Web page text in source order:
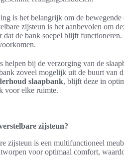
is het belangrijk om de
zijsteun is het aanbevolen om
de bank soepel blijft
helpen bij de verzorging van de
zoveel mogelijk uit de buurt van
slaapbank, blijft deze in
voor elke ruimte.
zijsteun?
zijsteun is een multifunctioneel
voor optimaal comfort,